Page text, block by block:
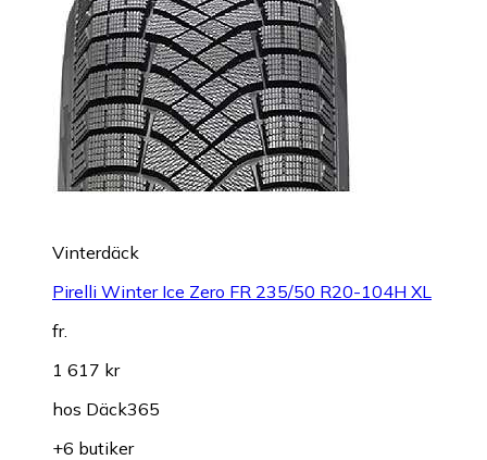
Vinterdäck
Pirelli Winter Ice Zero FR 235/50 R20-104H XL
fr.
1 617 kr
hos Däck365
+6 butiker